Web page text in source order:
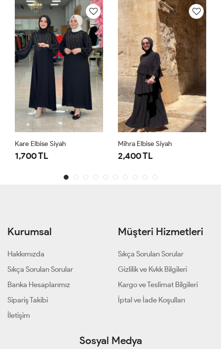
Kare Elbise Siyah
1,700 TL
Mihra Elbise Siyah
2,400 TL
Kurumsal
Hakkımızda
Sıkça Sorulan Sorular
Banka Hesaplarımız
Sipariş Takibi
İletişim
Müşteri Hizmetleri
Sıkça Sorulan Sorular
Gizlilik ve Kvkk Bilgileri
Kargo ve Teslimat Bilgileri
İptal ve İade Koşulları
Sosyal Medya